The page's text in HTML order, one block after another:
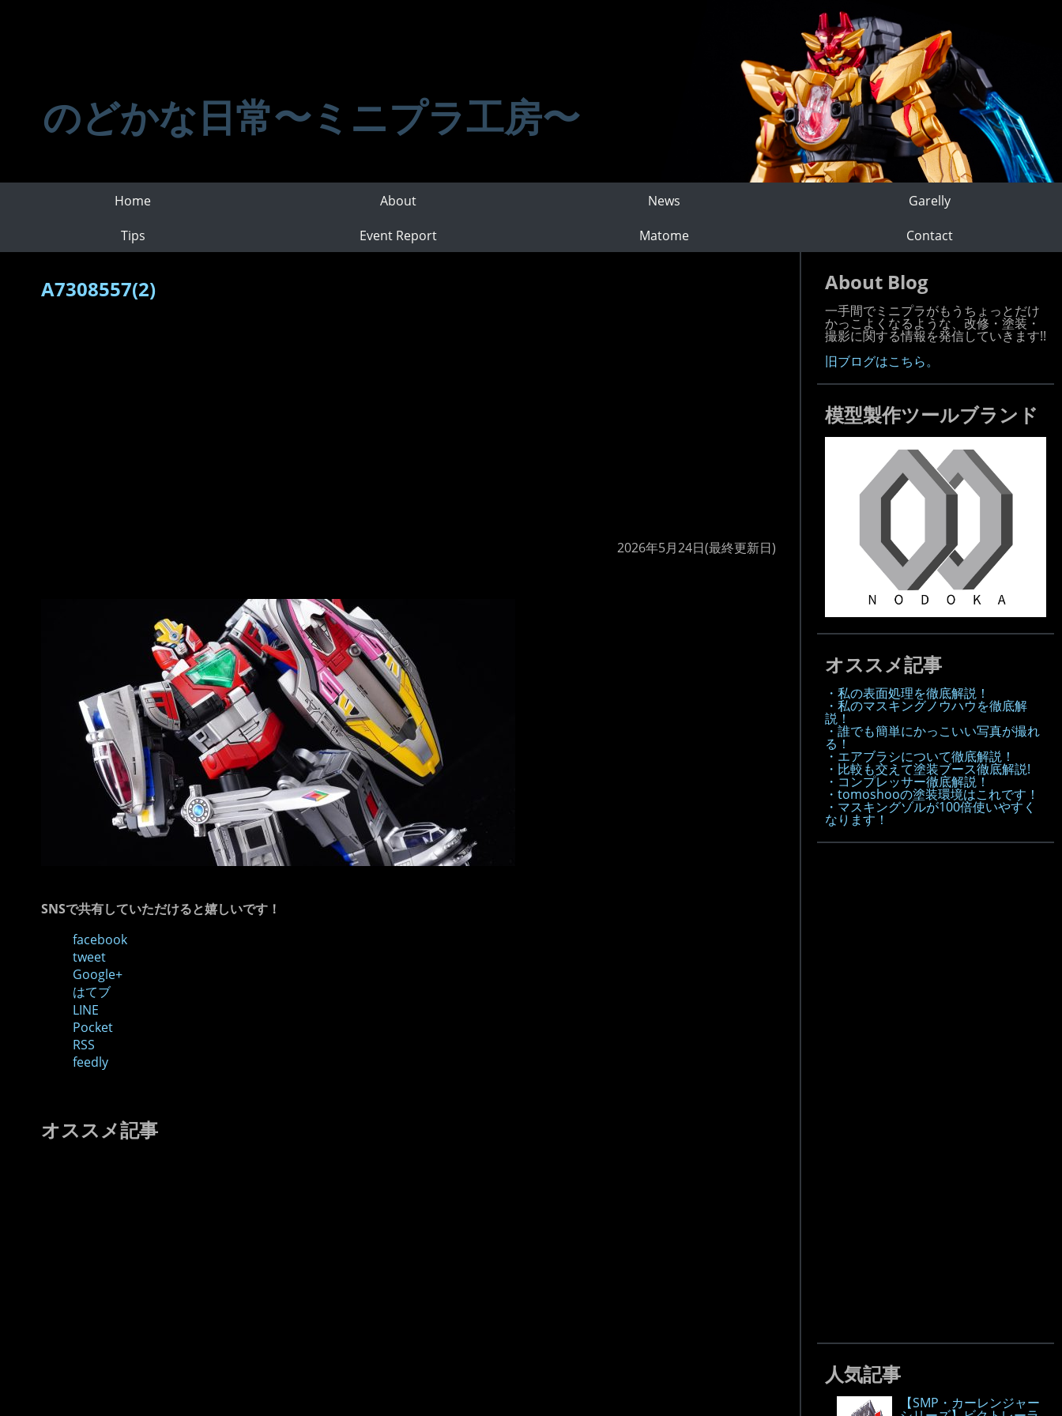
のどかな日常〜ミニプラ工房〜
Home About News
Garelly
Tips
Event Report Matome Contact
A7308557(2)
2026年5月24日(最終更新日)
SNSで共有していただけると嬉しいです！
facebook
tweet
Google+
はてブ
LINE
Pocket
RSS
feedly
オススメ記事
About Blog
一手間でミニプラがもうちょっとだけ
かっこよくなるような、改修・塗装・
撮影に関する情報を発信していきます!!
旧ブログはこちら。
模型製作ツールブランド
オススメ記事
・私の表面処理を徹底解説！
・私のマスキングノウハウを徹底解
説！
・誰でも簡単にかっこいい写真が撮れ
る！
・エアブラシについて徹底解説！
・比較も交えて塗装ブース徹底解説!
・コンプレッサー徹底解説！
・tomoshooの塗装環境はこれです！
・マスキングゾルが100倍使いやすく
なります！
人気記事
【SMP・カーレンジャー